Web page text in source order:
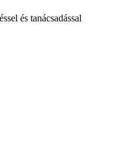
és tanácsadással